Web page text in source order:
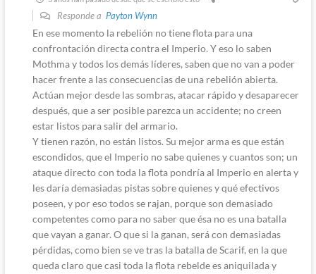
Responde a Payton Wynn
En ese momento la rebelión no tiene flota para una
confrontación directa contra el Imperio. Y eso lo saben
Mothma y todos los demás líderes, saben que no van a poder
hacer frente a las consecuencias de una rebelión abierta.
Actúan mejor desde las sombras, atacar rápido y desaparecer
después, que a ser posible parezca un accidente; no creen
estar listos para salir del armario.
Y tienen razón, no están listos. Su mejor arma es que están
escondidos, que el Imperio no sabe quienes y cuantos son; un
ataque directo con toda la flota pondría al Imperio en alerta y
les daría demasiadas pistas sobre quienes y qué efectivos
poseen, y por eso todos se rajan, porque son demasiado
competentes como para no saber que ésa no es una batalla
que vayan a ganar. O que si la ganan, será con demasiadas
pérdidas, como bien se ve tras la batalla de Scarif, en la que
queda claro que casi toda la flota rebelde es aniquilada y